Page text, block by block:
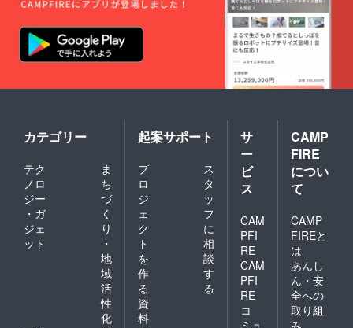
カテゴリー
テク
ノロ
ジー
・ガ
ジェ
ット
ま
ち
づ
く
り
・
地
域
活
性
化
起案サポート
プ
ロ
ジ
ェ
ク
ト
を
作
る
ス
タ
ッ
フ
に
相
談
す
る
資
料
サ
ー
ビ
ス
CAM
PFI
RE
CAM
PFI
RE
コ
CAMP
FIRE
につい
て
CAMP
FIREと
は
あんし
ん・安
全への
取り組